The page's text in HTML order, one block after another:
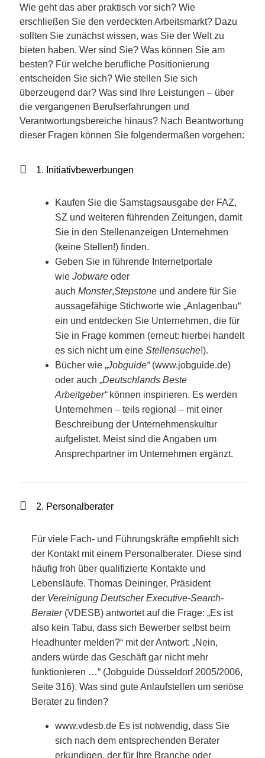
Wie geht das aber praktisch vor sich? Wie
erschließen Sie den verdeckten Arbeitsmarkt? Dazu
sollten Sie zunächst wissen, was Sie der Welt zu
bieten haben. Wer sind Sie? Was können Sie am
besten? Für welche berufliche Positionierung
entscheiden Sie sich? Wie stellen Sie sich
überzeugend dar? Was sind Ihre Leistungen – über
die vergangenen Berufserfahrungen und
Verantwortungsbereiche hinaus? Nach Beantwortung
dieser Fragen können Sie folgendermaßen vorgehen:
1. Initiativbewerbungen
Kaufen Sie die Samstagsausgabe der FAZ,
SZ und weiteren führenden Zeitungen, damit
Sie in den Stellenanzeigen Unternehmen
(keine Stellen!) finden.
Geben Sie in führende Internetportale
wie Jobwareoder
auch Monster,Stepstoneund andere für Sie
aussagefähige Stichworte wie „Anlagenbau“
ein und entdecken Sie Unternehmen, die für
Sie in Frage kommen (erneut: hierbei handelt
es sich nicht um eine Stellensuche!).
Bücher wie „Jobguide“(www.jobguide.de)
oder auch „Deutschlands Beste
Arbeitgeber“können inspirieren. Es werden
Unternehmen – teils regional – mit einer
Beschreibung der Unternehmenskultur
aufgelistet. Meist sind die Angaben um
Ansprechpartner im Unternehmen ergänzt.
2. Personalberater
Für viele Fach- und Führungskräfte empfiehlt sich
der Kontakt mit einem Personalberater. Diese sind
häufig froh über qualifizierte Kontakte und
Lebensläufe. Thomas Deininger, Präsident
der Vereinigung Deutscher Executive-Search-
Berater(VDESB) antwortet auf die Frage: „Es ist
also kein Tabu, dass sich Bewerber selbst beim
Headhunter melden?“ mit der Antwort: „Nein,
anders würde das Geschäft gar nicht mehr
funktionieren …“ (Jobguide Düsseldorf 2005/2006,
Seite 316). Was sind gute Anlaufstellen um seriöse
Berater zu finden?
www.vdesb.de Es ist notwendig, dass Sie
sich nach dem entsprechenden Berater
erkundigen, der für Ihre Branche oder